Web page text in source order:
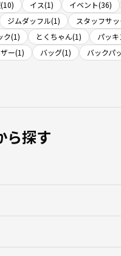
イス(1) イベント(36)
ジムダッフル(1) スタッフサ
ク(1) とくちゃん(1)
パッ
ー(1)
バッグ(1) バックパ
ら探す